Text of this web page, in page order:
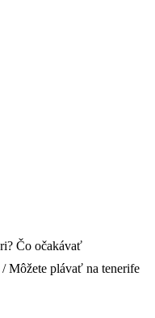
/ Môžete plávať na tenerife